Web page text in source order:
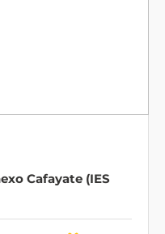
Cafayate (IES